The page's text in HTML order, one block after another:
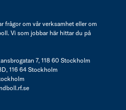
frågor om vår verksamhet eller om
Vi som jobbar här hittar du på
7, 118 60 Stockholm
116 64 Stockholm